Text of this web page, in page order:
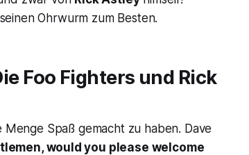
Ohrwurm zum Besten.
Foo Fighters und Rick
Spaß gemacht zu haben. Dave
would you please welcome